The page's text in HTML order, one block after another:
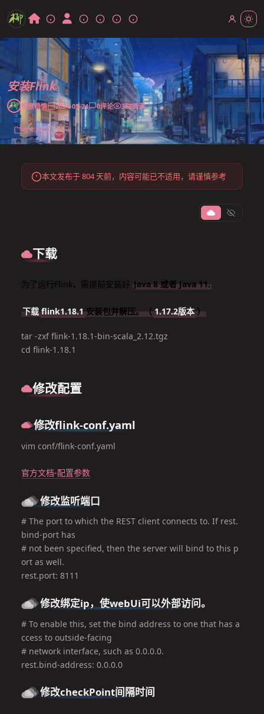
安装Flink
柳意梧情 2024-05-24 0评论 367阅读
技术教程 Flink
本文发布于 804 天前，内容可能已不适用，请谨慎参考
下载
为 了运行Flink，需提前安装好 Java 8 或者 Java 11.
下载 flink1.18.1 安装包并解压。（ 1.17.2版本 ）
tar -zxf flink-1.18.1-bin-scala_2.12.tgz
cd flink-1.18.1
修改配置
修改flink-conf.yaml
vim conf/flink-conf.yaml
官方文档-配置参数
修改监听端口
# The port to which the REST client connects to. If rest.
bind-port has
# not been specified, then the server will bind to this p
ort as well.
rest.port: 8111
修改绑定ip，使webUi可以外部访问。
# To enable this, set the bind address to one that has a
ccess to outside-facing
# network interface, such as 0.0.0.0.
rest.bind-address: 0.0.0.0
修改checkPoint间隔时间